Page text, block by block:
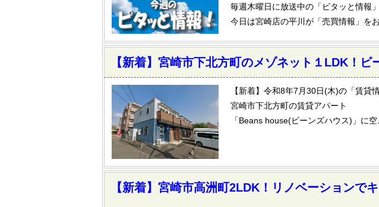
毎週木曜日に放送中の「ピタッと情報」
今日は宮崎店の平川が「売買情報」を
【新着】宮崎市下北方町のメゾネット１LDK！ビ
【新着】令和8年7月30日(木)の「賃貸
宮崎市下北方町の賃貸アパート
「Beans house(ビーンズハウス)」に空
【新着】宮崎市高洲町2LDK！リノベーションで